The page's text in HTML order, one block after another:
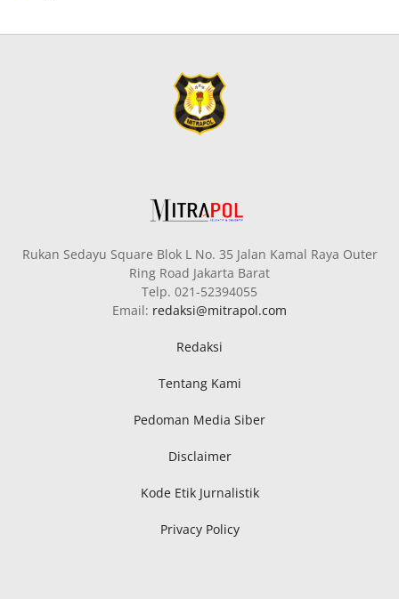
Rukan Sedayu Square Blok L No. 35 Jalan Kamal Raya Outer
Ring Road Jakarta Barat
Telp. 021-52394055
Email: redaksi@mitrapol.com
Redaksi
Tentang Kami
Pedoman Media Siber
Disclaimer
Kode Etik Jurnalistik
Privacy Policy